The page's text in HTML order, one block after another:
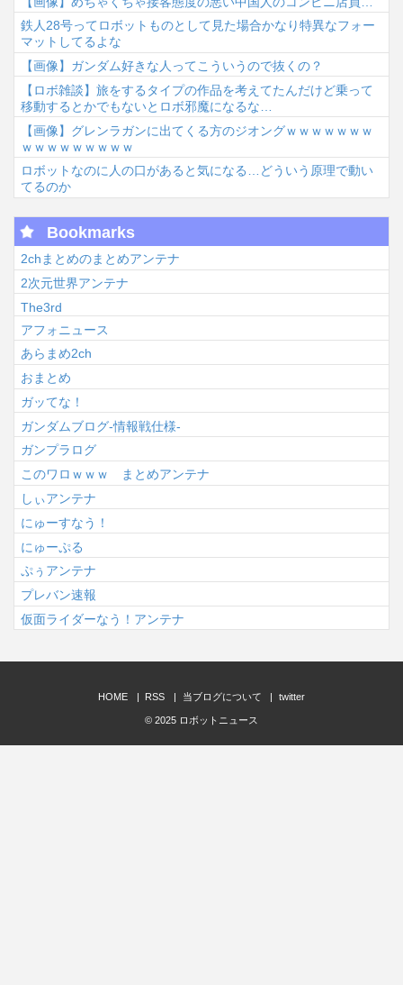
鉄人28号ってロボットものとして見た場合かなり特異なフォー
マットしてるよな
【画像】ガンダム好きな人ってこういうので抜くの？
【ロボ雑談】旅をするタイプの作品を考えてたんだけど乗って
移動するとかでもないとロボ邪魔になるな…
【画像】グレンラガンに出てくる方のジオングｗｗｗｗｗｗｗ
ｗｗｗｗｗｗｗｗｗ
ロボットなのに人の口があると気になる…どういう原理で動い
てるのか
Bookmarks
2chまとめのまとめアンテナ
2次元世界アンテナ
The3rd
アフォニュース
あらまめ2ch
おまとめ
ガッてな！
ガンダムブログ-情報戦仕様-
ガンプラログ
このワロｗｗｗ まとめアンテナ
しぃアンテナ
にゅーすなう！
にゅーぷる
ぷぅアンテナ
プレバン速報
仮面ライダーなう！アンテナ
HOME RSS 当ブログについて twitter
© 2025 ロボットニュース